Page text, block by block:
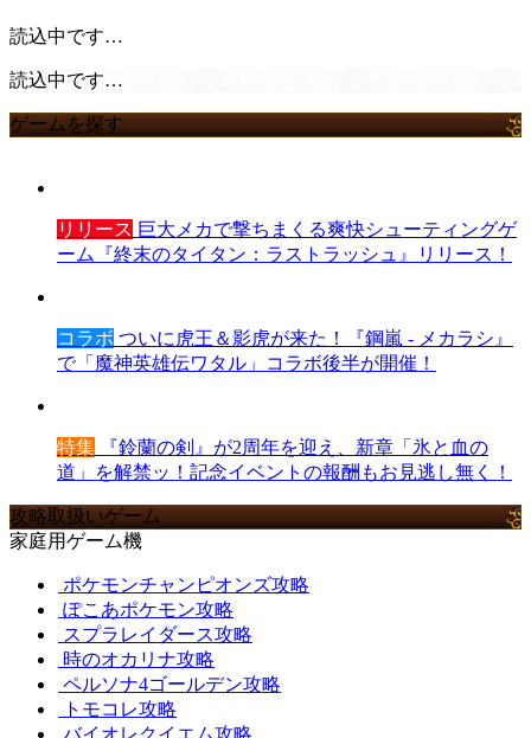
読込中です…
読込中です…
ゲームを探す
リリース 巨大メカで撃ちまくる爽快シューティングゲ
ーム『終末のタイタン：ラストラッシュ』リリース！
コラボ ついに虎王＆影虎が来た！『鋼嵐 - メカラシ』
で「魔神英雄伝ワタル」コラボ後半が開催！
特集 『鈴蘭の剣』が2周年を迎え、新章「氷と血の
道」を解禁ッ！記念イベントの報酬もお見逃し無く！
攻略取扱いゲーム
家庭用ゲーム機
ポケモンチャンピオンズ攻略
ぽこあポケモン攻略
スプラレイダース攻略
時のオカリナ攻略
ペルソナ4ゴールデン攻略
トモコレ攻略
バイオレクイエム攻略